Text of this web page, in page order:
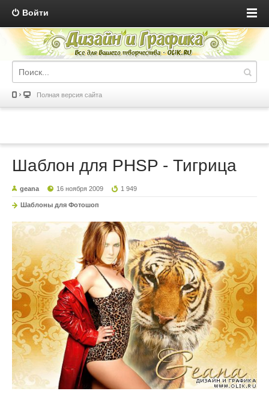
Войти
Полная версия сайта
Шаблон для PHSP - Тигрица
geana 16 ноября 2009 1 949
Шаблоны для Фотошоп